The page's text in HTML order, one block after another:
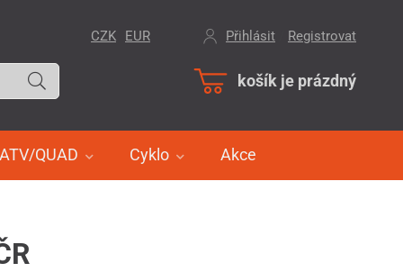
košík je prázdný
ATV/QUAD Cyklo Akce
CZK EUR Přihlásit Registrovat